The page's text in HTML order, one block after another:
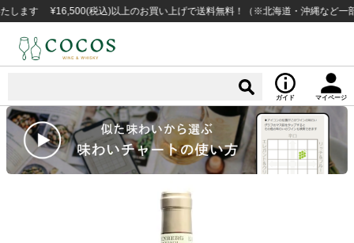
¥16,500(税込)以上のお買い上げで送料無料！（※北海道・沖縄など一部例外
ガイド マイページ